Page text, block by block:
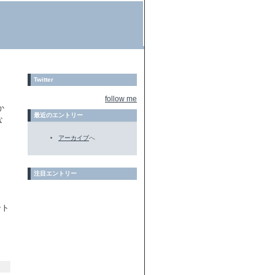
Twitter
follow me
最近のエントリー
アーカイブへ
注目エントリー